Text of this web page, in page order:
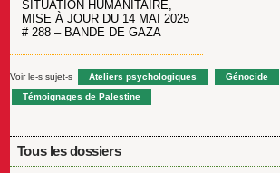
SITUATION HUMANITAIRE,
MISE À JOUR DU 14 MAI 2025
# 288 – BANDE DE GAZA
Voir le-s sujet-s Ateliers psychologiques
Génocide
Témoignages de Palestine
Tous les dossiers